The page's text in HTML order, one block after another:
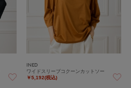
INED
ワイドスリーブコクーンカットソー
￥5,192(税込)